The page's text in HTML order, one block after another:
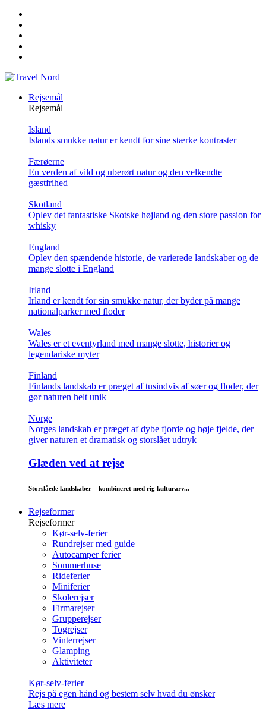
Rejsemål
Rejsemål
Island
Islands smukke natur er kendt for sine stærke kontraster
Færøerne
En verden af vild og uberørt natur og den velkendte
gæstfrihed
Skotland
Oplev det fantastiske Skotske højland og den store passion for
whisky
England
Oplev den spændende historie, de varierede landskaber og de
mange slotte i England
Irland
Irland er kendt for sin smukke natur, der byder på mange
nationalparker med floder
Wales
Wales er et eventyrland med mange slotte, historier og
legendariske myter
Finland
Finlands landskab er præget af tusindvis af søer og floder, der
gør naturen helt unik
Norge
Norges landskab er præget af dybe fjorde og høje fjelde, der
giver naturen et dramatisk og storslået udtryk
Glæden ved at rejse
Storslåede landskaber – kombineret med rig kulturarv...
Rejseformer
Rejseformer
Kør-selv-ferier
Rundrejser med guide
Autocamper ferier
Sommerhuse
Rideferier
Miniferier
Skolerejser
Firmarejser
Grupperejser
Togrejser
Vinterrejser
Glamping
Aktiviteter
Kør-selv-ferier
Rejs på egen hånd og bestem selv hvad du ønsker
Læs mere